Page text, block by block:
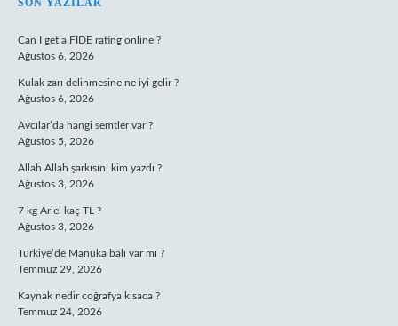
SIDEBAR
SON YAZILAR
Can I get a FIDE rating online ?
Ağustos 6, 2026
Kulak zarı delinmesine ne iyi gelir ?
Ağustos 6, 2026
Avcılar’da hangi semtler var ?
Ağustos 5, 2026
Allah Allah şarkısını kim yazdı ?
Ağustos 3, 2026
7 kg Ariel kaç TL ?
Ağustos 3, 2026
Türkiye’de Manuka balı var mı ?
Temmuz 29, 2026
Kaynak nedir coğrafya kısaca ?
Temmuz 24, 2026